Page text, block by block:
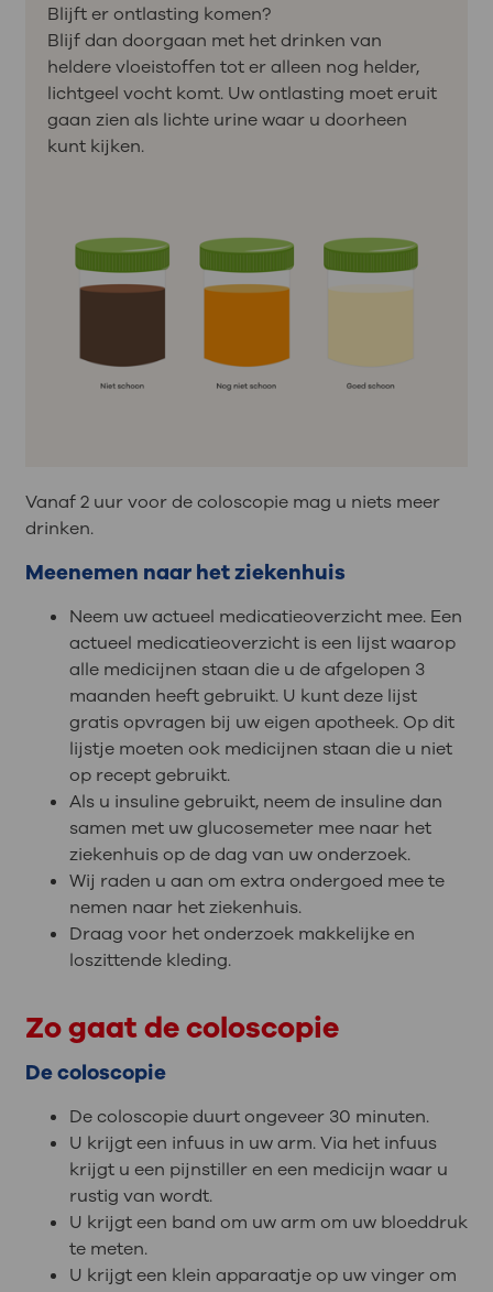
Blijft er ontlasting komen?
Blijf dan doorgaan met het drinken van
heldere vloeistoffen tot er alleen nog helder,
lichtgeel vocht komt. Uw ontlasting moet eruit
gaan zien als lichte urine waar u doorheen
kunt kijken.
Vanaf 2 uur voor de coloscopie mag u niets meer
drinken.
Meenemen naar het ziekenhuis
Neem uw actueel medicatieoverzicht mee. Een
actueel medicatieoverzicht is een lijst waarop
alle medicijnen staan die u de afgelopen 3
maanden heeft gebruikt. U kunt deze lijst
gratis opvragen bij uw eigen apotheek. Op dit
lijstje moeten ook medicijnen staan die u niet
op recept gebruikt.
Als u insuline gebruikt, neem de insuline dan
samen met uw glucosemeter mee naar het
ziekenhuis op de dag van uw onderzoek.
Wij raden u aan om extra ondergoed mee te
nemen naar het ziekenhuis.
Draag voor het onderzoek makkelijke en
loszittende kleding.
Zo gaat de coloscopie
De coloscopie
De coloscopie duurt ongeveer 30 minuten.
U krijgt een infuus in uw arm. Via het infuus
krijgt u een pijnstiller en een medicijn waar u
rustig van wordt.
U krijgt een band om uw arm om uw bloeddruk
te meten.
U krijgt een klein apparaatje op uw vinger om